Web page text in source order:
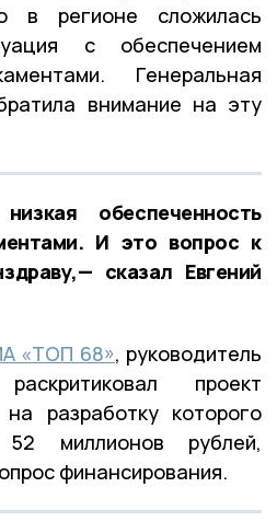
в регионе сложилась
с обеспечением
Генеральная
внимание на эту
обеспеченность
И это вопрос к
сказал Евгений
«ТОП 68», руководитель
проект
разработку которого
миллионов рублей,
финансирования.